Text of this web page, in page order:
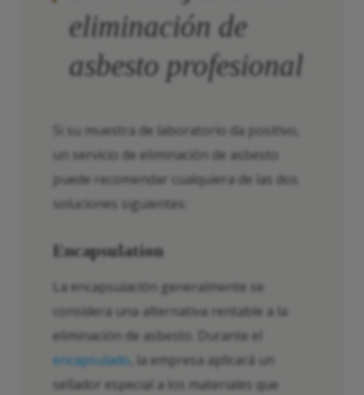
eliminación de
asbesto profesional
Si su muestra de laboratorio da positivo,
un servicio de eliminación de asbesto
puede recomendar cualquiera de las dos
soluciones siguientes:
Encapsulation
La encapsulación generalmente se
considera una alternativa rentable a la
eliminación de asbesto. Durante el
encapsulado , la empresa aplicará un
sellador especial a los materiales que